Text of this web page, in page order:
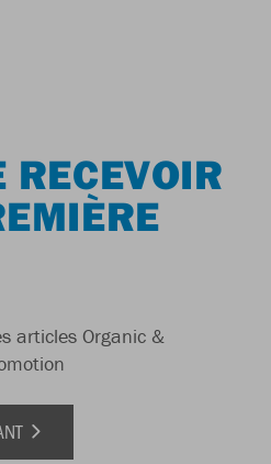
RECEVOIR
articles Organic &